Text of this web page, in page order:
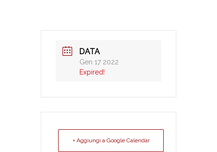
DATA
Gen 17 2022
Expired!
+ Aggiungi a Google Calendar